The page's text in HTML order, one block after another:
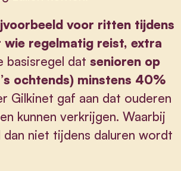
voor ritten tijdens
wie regelmatig reist, extra
basisregel dat senioren op
ochtends) minstens 40%
Gilkinet gaf aan dat ouderen
kunnen verkrijgen. Waarbij
niet tijdens daluren wordt